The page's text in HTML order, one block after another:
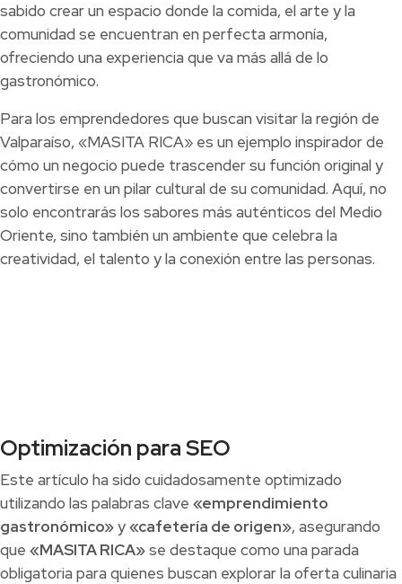
sabido crear un espacio donde la comida, el arte y la
comunidad se encuentran en perfecta armonía,
ofreciendo una experiencia que va más allá de lo
gastronómico.
Para los emprendedores que buscan visitar la región de
Valparaíso, «MASITA RICA» es un ejemplo inspirador de
cómo un negocio puede trascender su función original y
convertirse en un pilar cultural de su comunidad. Aquí, no
solo encontrarás los sabores más auténticos del Medio
Oriente, sino también un ambiente que celebra la
creatividad, el talento y la conexión entre las personas.
Optimización para SEO
Este artículo ha sido cuidadosamente optimizado
utilizando las palabras clave «emprendimiento
gastronómico»y«cafetería de origen», asegurando
que «MASITA RICA»se destaque como una parada
obligatoria para quienes buscan explorar la oferta culinaria